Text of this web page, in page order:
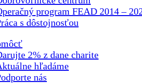
program FEAD 2014 –
s dôstojnosťou
2% z dane charite
hľadáme
nás